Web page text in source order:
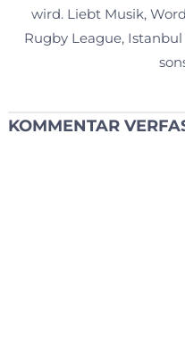
wird. Liebt Musik,
Rugby League,
KOMMENTAR